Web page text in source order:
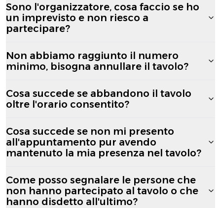
Sono l'organizzatore, cosa faccio se ho
un imprevisto e non riesco a
partecipare?
Non abbiamo raggiunto il numero
minimo, bisogna annullare il tavolo?
Cosa succede se abbandono il tavolo
oltre l'orario consentito?
Cosa succede se non mi presento
all'appuntamento pur avendo
mantenuto la mia presenza nel tavolo?
Come posso segnalare le persone che
non hanno partecipato al tavolo o che
hanno disdetto all'ultimo?